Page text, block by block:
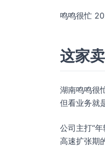
鸣鸣很忙
这家
湖南鸣鸣很
但看业务就
公司主打“
高速扩张期